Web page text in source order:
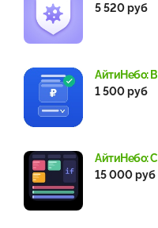
5 520 руб
АйтиНебо:
1 500 руб
АйтиНебо:
15 000 руб